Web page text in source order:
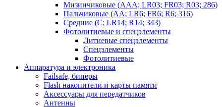
Мизинчиковые (AAA; LR03; FR03; R03; 286)
Пальчиковые (AA; LR6; FR6; R6; 316)
Средние (C; LR14; R14; 343)
Фотолитиевые и спецэлементы
Литиевые спецэлементы
Спецэлементы
Фотолитиевые
Аппаратура и электроника
Failsafe, биперы
Flash накопители и карты памяти
Аксессуары для передатчиков
Антенны